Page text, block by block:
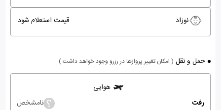
نوزاد قیمت استعلام شود
حمل و نقل ( امکان تغییر پروازها در رزرو وجود خواهد داشت )
هوایی
رفت
نامشخص